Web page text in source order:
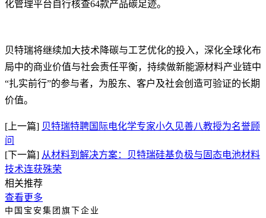
化管理平台自行核查64款产品碳足迹。
贝特瑞将继续加大技术降碳与工艺优化的投入，深化全球化布
局中的商业价值与社会责任平衡，持续做新能源材料产业链中
“扎实前行”的参与者，为股东、客户及社会创造可验证的长期
价值。
[上一篇] 贝特瑞特聘国际电化学专家小久见善八教授为名誉顾
问
[下一篇] 从材料到解决方案：贝特瑞硅基负极与固态电池材料
技术连获殊荣
相关推荐
查看更多
中国宝安集团旗下企业